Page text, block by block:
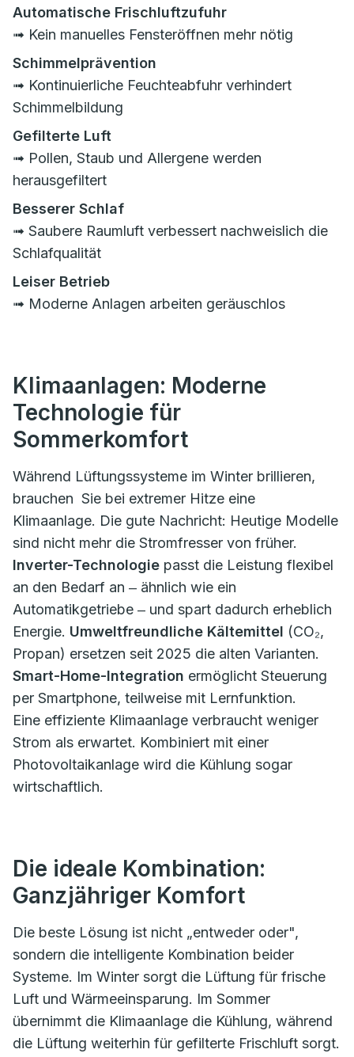
Automatische Frischluftzufuhr
➟ Kein manuelles Fensteröffnen mehr nötig
Schimmelprävention
➟ Kontinuierliche Feuchteabfuhr verhindert
Schimmelbildung
Gefilterte Luft
➟ Pollen, Staub und Allergene werden
herausgefiltert
Besserer Schlaf
➟ Saubere Raumluft verbessert nachweislich die
Schlafqualität
Leiser Betrieb
➟ Moderne Anlagen arbeiten geräuschlos
Klimaanlagen: Moderne
Technologie für
Sommerkomfort
Während Lüftungssysteme im Winter brillieren,
brauchen Sie bei extremer Hitze eine
Klimaanlage. Die gute Nachricht: Heutige Modelle
sind nicht mehr die Stromfresser von früher.
Inverter-Technologie passt die Leistung flexibel
an den Bedarf an ‒ ähnlich wie ein
Automatikgetriebe ‒ und spart dadurch erheblich
Energie. Umweltfreundliche Kältemittel (CO₂,
Propan) ersetzen seit 2025 die alten Varianten.
Smart-Home-Integration ermöglicht Steuerung
per Smartphone, teilweise mit Lernfunktion.
Eine effiziente Klimaanlage verbraucht weniger
Strom als erwartet. Kombiniert mit einer
Photovoltaikanlage wird die Kühlung sogar
wirtschaftlich.
Die ideale Kombination:
Ganzjähriger Komfort
Die beste Lösung ist nicht „entweder oder",
sondern die intelligente Kombination beider
Systeme. Im Winter sorgt die Lüftung für frische
Luft und Wärmeeinsparung. Im Sommer
übernimmt die Klimaanlage die Kühlung, während
die Lüftung weiterhin für gefilterte Frischluft sorgt.